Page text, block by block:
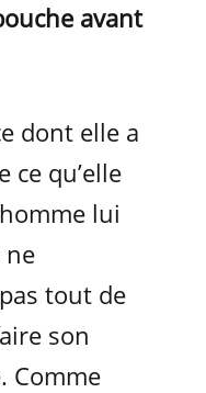
avant
dont elle a
ce qu’elle
lui
ne
tout de
son
Comme